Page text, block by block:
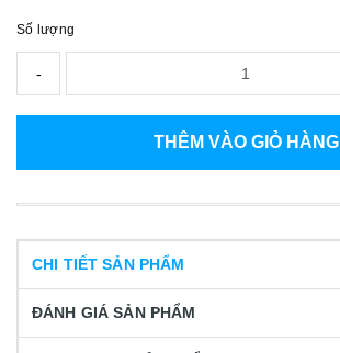
Số lượng
-
THÊM VÀO GIỎ HÀNG
CHI TIẾT SẢN PHẨM
ĐÁNH GIÁ SẢN PHẨM